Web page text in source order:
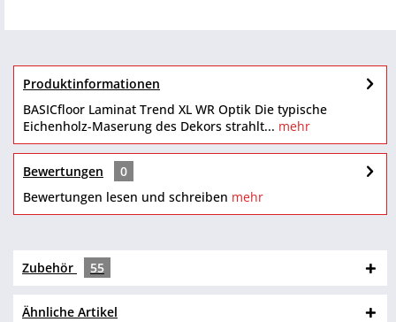
Produktinformationen
BASICfloor Laminat Trend XL WR Optik Die typische
Eichenholz-Maserung des Dekors strahlt... mehr
Bewertungen
0
Bewertungen lesen und schreiben mehr
Zubehör 55
Ähnliche Artikel